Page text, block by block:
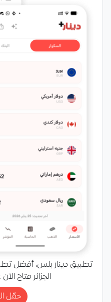
تطبيق دينار بلس، أفضل
الجزائر متاح
حمّل